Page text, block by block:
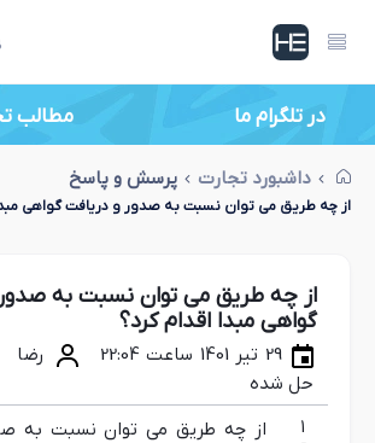
در تلگرام ما
داشبورد تجارت پرسش و پاسخ
از چه طریق می توان نسبت به صدور و دریافت گواهی
از چه طریق می توان نسبت به
گواهی مبدا اقدام کرد؟
29 تیر 1401 ساعت 22:04 رضا
حل شده
1
از چه طریق می توان نسبت به